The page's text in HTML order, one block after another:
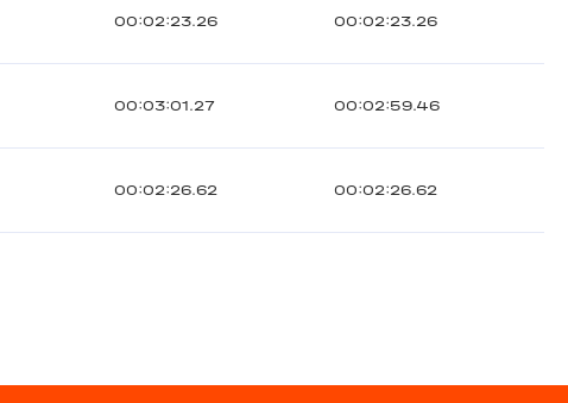
00:02:23.26 00:02:23.26
00:03:01.27 00:02:59.46
00:02:26.62 00:02:26.62